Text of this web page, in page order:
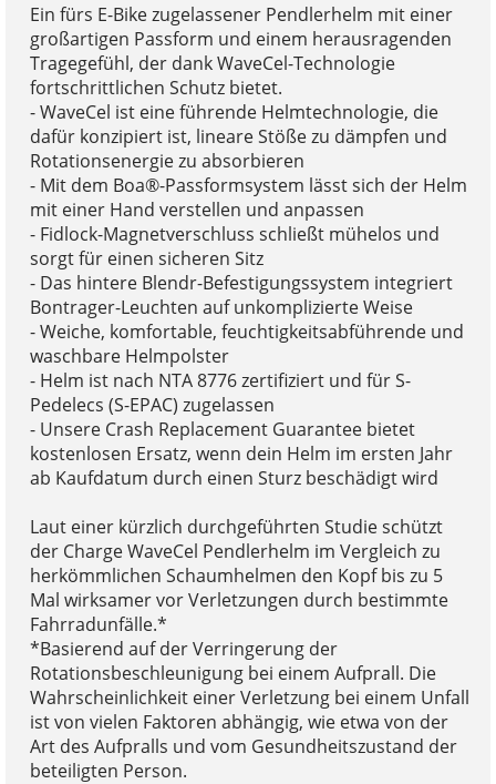
Ein fürs E-Bike zugelassener Pendlerhelm mit einer
großartigen Passform und einem herausragenden
Tragegefühl, der dank WaveCel-Technologie
fortschrittlichen Schutz bietet.
- WaveCel ist eine führende Helmtechnologie, die
dafür konzipiert ist, lineare Stöße zu dämpfen und
Rotationsenergie zu absorbieren
- Mit dem Boa®-Passformsystem lässt sich der Helm
mit einer Hand verstellen und anpassen
- Fidlock-Magnetverschluss schließt mühelos und
sorgt für einen sicheren Sitz
- Das hintere Blendr-Befestigungssystem integriert
Bontrager-Leuchten auf unkomplizierte Weise
- Weiche, komfortable, feuchtigkeitsabführende und
waschbare Helmpolster
- Helm ist nach NTA 8776 zertifiziert und für S-
Pedelecs (S-EPAC) zugelassen
- Unsere Crash Replacement Guarantee bietet
kostenlosen Ersatz, wenn dein Helm im ersten Jahr
ab Kaufdatum durch einen Sturz beschädigt wird
Laut einer kürzlich durchgeführten Studie schützt
der Charge WaveCel Pendlerhelm im Vergleich zu
herkömmlichen Schaumhelmen den Kopf bis zu 5
Mal wirksamer vor Verletzungen durch bestimmte
Fahrradunfälle.*
*Basierend auf der Verringerung der
Rotationsbeschleunigung bei einem Aufprall. Die
Wahrscheinlichkeit einer Verletzung bei einem Unfall
ist von vielen Faktoren abhängig, wie etwa von der
Art des Aufpralls und vom Gesundheitszustand der
beteiligten Person.